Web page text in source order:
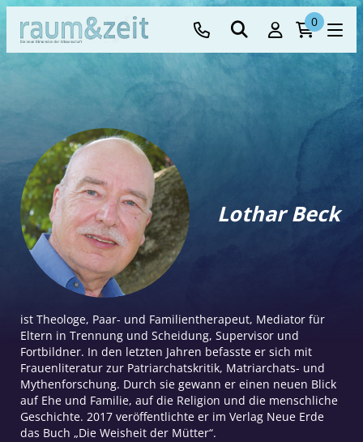
0
Lothar Beck
ist Theologe, Paar- und Familientherapeut, Mediator für
Eltern in Trennung und Scheidung, Supervisor und
Fortbildner. In den letzten Jahren befasste er sich mit
Frauenliteratur zur Patriarchatskritik, Matriarchats- und
Mythenforschung. Durch sie gewann er einen neuen Blick
auf Ehe und Familie, auf die Religion und die menschliche
Geschichte. 2017 veröffentlichte er im Verlag Neue Erde
das Buch „Die Weisheit der Mütter“.